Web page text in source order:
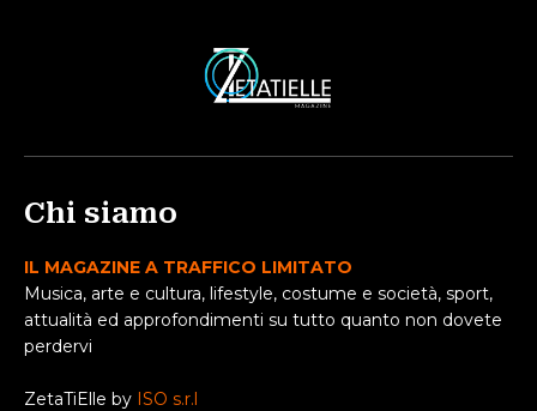
Chi siamo
IL MAGAZINE A TRAFFICO LIMITATO
Musica, arte e cultura, lifestyle, costume e società, sport,
attualità ed approfondimenti su tutto quanto non dovete
perdervi
ZetaTiElle by ISO s.r.l